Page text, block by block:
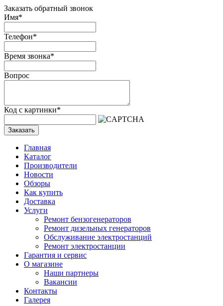
Заказать обратный звонок
Имя*
Телефон*
Время звонка*
Вопрос
Код с картинки*
Заказать
Главная
Каталог
Производители
Новости
Обзоры
Как купить
Доставка
Услуги
Ремонт бензогенераторов
Ремонт дизельных генераторов
Обслуживание электростанций
Ремонт электростанции
Гарантия и сервис
О магазине
Наши партнеры
Вакансии
Контакты
Галерея